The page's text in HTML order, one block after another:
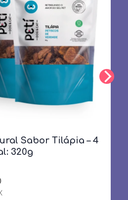
Sabor Tilápia – 4
320g
price
is: